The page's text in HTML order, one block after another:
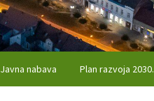
Javna nabava Plan razvoja 2030.